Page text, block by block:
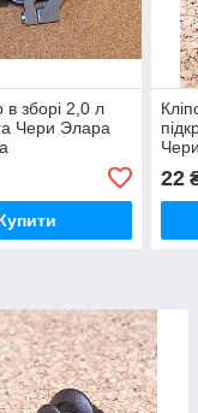
в зборі 2,0 л
Чери Элара
22